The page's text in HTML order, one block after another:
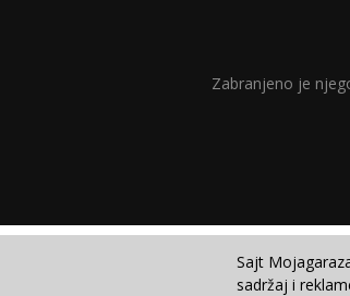
Zabranjeno je
Sajt
sadržaj i